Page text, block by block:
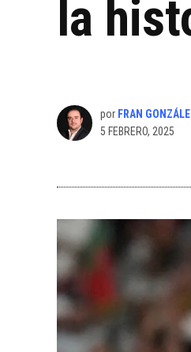
la
por FRAN
5 FEBRERO, 2025